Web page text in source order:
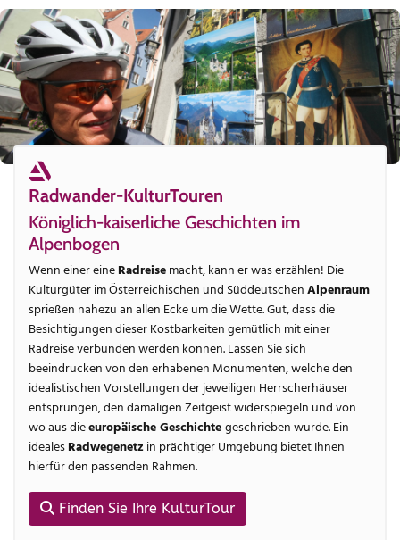
Radwander-KulturTouren
Königlich-kaiserliche Geschichten im
Alpenbogen
Wenn einer eineRadreisemacht, kann er was erzählen! Die
Kulturgüter im Österreichischen und SüddeutschenAlpenraum
sprießen nahezu an allen Ecke um die Wette. Gut, dass die
Besichtigungen dieser Kostbarkeiten gemütlich mit einer
Radreise verbunden werden können. Lassen Sie sich
beeindrucken von den erhabenen Monumenten, welche den
idealistischen Vorstellungen der jeweiligen Herrscherhäuser
entsprungen, den damaligen Zeitgeist widerspiegeln und von
wo aus dieeuropäische Geschichtegeschrieben wurde. Ein
idealesRadwegenetzin prächtiger Umgebung bietet Ihnen
hierfür den passenden Rahmen.
Finden Sie Ihre KulturTour